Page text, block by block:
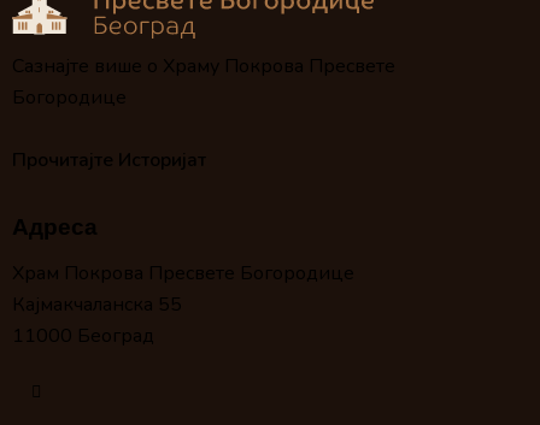
Сазнајте више о Храму Покрова Пресвете
Богородице
Прочитајте Историјат
Адреса
Храм Покрова Пресвете Богородице
Кајмакчаланска 55
11000 Београд